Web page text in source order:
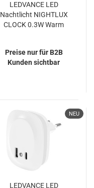
LEDVANCE LED
Nachtlicht NIGHTLUX
CLOCK 0.3W Warm
Preise nur für B2B
Kunden sichtbar
NEU
LEDVANCE LED